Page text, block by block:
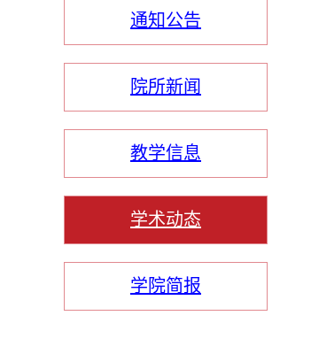
通知公告
院所新闻
教学信息
学术动态
学院简报